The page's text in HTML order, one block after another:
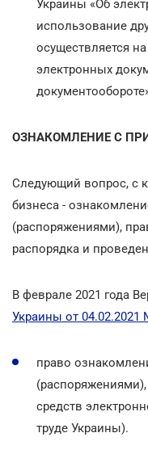
Украины «Об
использование
осуществляется
электронных
ОЗНАКОМЛЕНИЕ С
Следующий вопрос, с
бизнеса -
(распоряжениями),
распорядка и
В феврале 2021 года
Украины от 04.02.2021
право
средств
труде Украины).